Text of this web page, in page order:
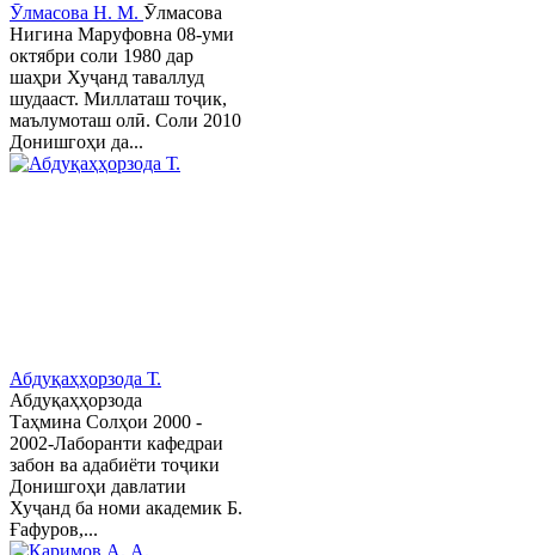
Ӯлмасова Н. М. Ӯлмасова
Нигина Маруфовна 08-уми
октябри соли 1980 дар
шаҳри Хуҷанд таваллуд
шудааст. Миллаташ тоҷик,
маълумоташ олӣ. Соли 2010
Донишгоҳи да...
Абдуқаҳҳорзода Т.
Абдуқаҳҳорзода
Таҳмина Солҳои 2000 -
2002-Лаборанти кафедраи
забон ва адабиёти тоҷики
Донишгоҳи давлатии
Хуҷанд ба номи академик Б.
Ғафуров,...